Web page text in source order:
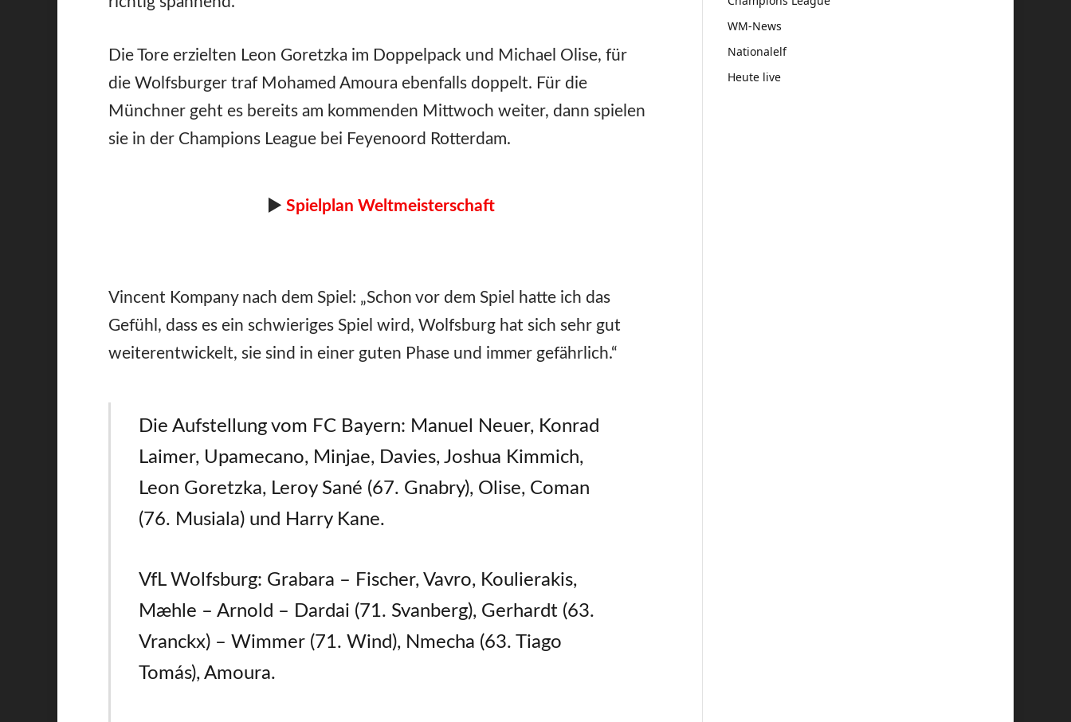
Die Tore erzielten Leon Goretzka im Doppelpack und Michael Olise, für
die Wolfsburger traf Mohamed Amoura ebenfalls doppelt. Für die
Münchner geht es bereits am kommenden Mittwoch weiter, dann spielen
sie in der Champions League bei Feyenoord Rotterdam.
► Spielplan Weltmeisterschaft
Vincent Kompany nach dem Spiel: „Schon vor dem Spiel hatte ich das
Gefühl, dass es ein schwieriges Spiel wird, Wolfsburg hat sich sehr gut
weiterentwickelt, sie sind in einer guten Phase und immer gefährlich.“
Die Aufstellung vom FC Bayern: Manuel Neuer, Konrad
Laimer, Upamecano, Minjae, Davies, Joshua Kimmich,
Leon Goretzka, Leroy Sané (67. Gnabry), Olise, Coman
(76. Musiala) und Harry Kane.
VfL Wolfsburg: Grabara – Fischer, Vavro, Koulierakis,
Mæhle – Arnold – Dardai (71. Svanberg), Gerhardt (63.
Vranckx) – Wimmer (71. Wind), Nmecha (63. Tiago
Tomás), Amoura.
WM-News
Nationalelf
Heute live